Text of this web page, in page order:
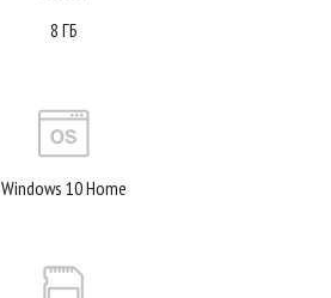
8 ГБ
Windows 10 Home